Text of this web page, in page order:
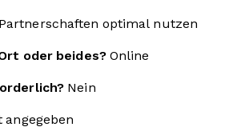
optimal nutzen
oder beides?Online
Nein